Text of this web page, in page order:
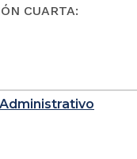
CUARTA: